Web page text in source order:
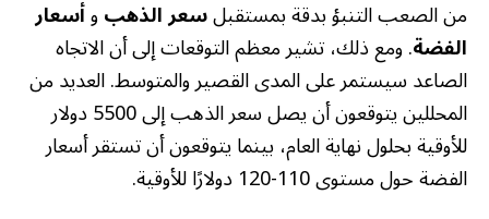
من الصعب التنبؤ بدقة بمستقبلسعر الذهبوأسعار
الفضة. ومع ذلك، تشير معظم التوقعات إلى أن الاتجاه
الصاعد سيستمر على المدى القصير والمتوسط. العديد من
المحللين يتوقعون أن يصل سعر الذهب إلى 5500 دولار
للأوقية بحلول نهاية العام، بينما يتوقعون أن تستقر أسعار
الفضة حول مستوى 110-120 دولارًا للأوقية.